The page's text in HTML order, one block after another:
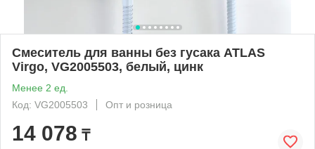
Смеситель для ванны без гусака ATLAS
Virgo, VG2005503, белый, цинк
Менее 2 ед.
Код: VG2005503
Опт и розница
14 078 ₸